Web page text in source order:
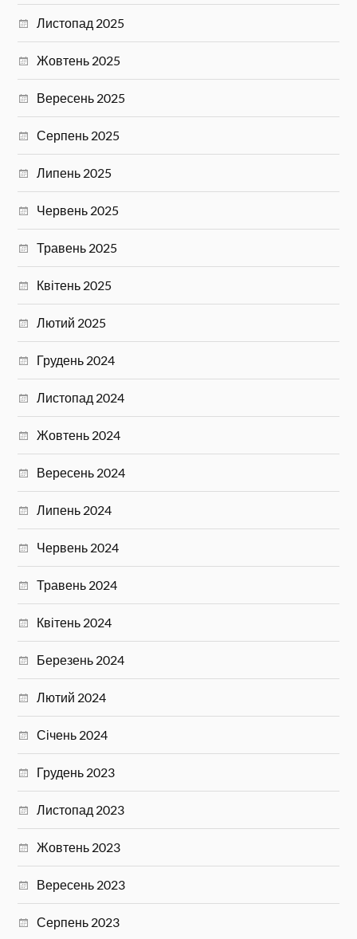
Листопад 2025
Жовтень 2025
Вересень 2025
Серпень 2025
Липень 2025
Червень 2025
Травень 2025
Квітень 2025
Лютий 2025
Грудень 2024
Листопад 2024
Жовтень 2024
Вересень 2024
Липень 2024
Червень 2024
Травень 2024
Квітень 2024
Березень 2024
Лютий 2024
Січень 2024
Грудень 2023
Листопад 2023
Жовтень 2023
Вересень 2023
Серпень 2023